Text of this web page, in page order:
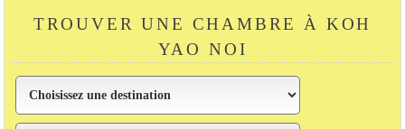
TROUVER UNE CHAMBRE À KOH
YAO NOI